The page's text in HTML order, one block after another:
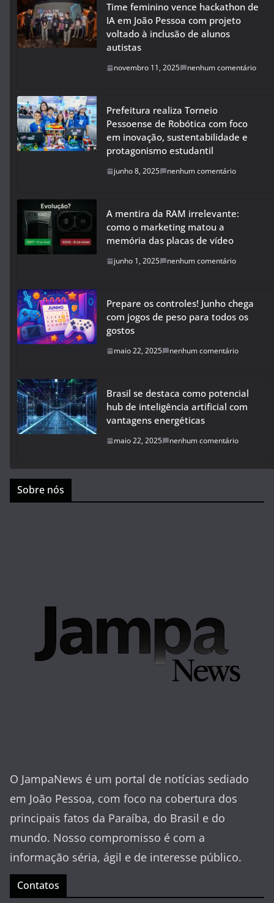
Time feminino vence hackathon de
IA em João Pessoa com projeto
voltado à inclusão de alunos
autistas
novembro 11, 2025 nenhum comentário
Prefeitura realiza Torneio
Pessoense de Robótica com foco
em inovação, sustentabilidade e
protagonismo estudantil
junho 8, 2025 nenhum comentário
A mentira da RAM irrelevante:
como o marketing matou a
memória das placas de vídeo
junho 1, 2025 nenhum comentário
Prepare os controles! Junho chega
com jogos de peso para todos os
gostos
maio 22, 2025 nenhum comentário
Brasil se destaca como potencial
hub de inteligência artificial com
vantagens energéticas
maio 22, 2025 nenhum comentário
Sobre nós
O JampaNews é um portal de notícias sediado
em João Pessoa, com foco na cobertura dos
principais fatos da Paraíba, do Brasil e do
mundo. Nosso compromisso é com a
informação séria, ágil e de interesse público.
Contatos